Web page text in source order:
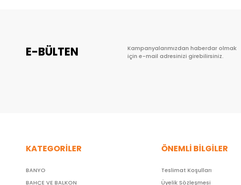
E-BÜLTEN
Kampanyalarımızdan haberdar olmak
için e-mail adresinizi girebilirsiniz.
KATEGORİLER
BANYO
BAHÇE VE BALKON
ÖNEMLİ BİLGİLER
Teslimat Koşulları
Üyelik Sözleşmesi